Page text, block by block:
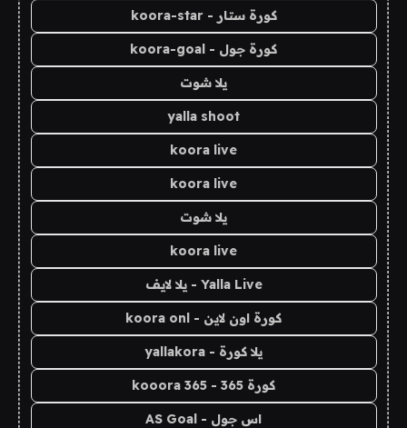
كورة ستار - koora-star
كورة جول - koora-goal
يلا شوت
yalla shoot
koora live
koora live
يلا شوت
koora live
Yalla Live - يلا لايف
كورة اون لاين - koora onl
يلا كورة - yallakora
كورة 365 - kooora 365
اس جول - AS Goal